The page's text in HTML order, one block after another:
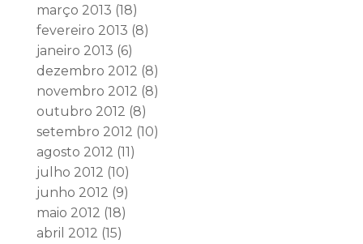
março 2013 (18)
fevereiro 2013 (8)
janeiro 2013 (6)
dezembro 2012 (8)
novembro 2012 (8)
outubro 2012 (8)
setembro 2012 (10)
agosto 2012 (11)
julho 2012 (10)
junho 2012 (9)
maio 2012 (18)
abril 2012 (15)